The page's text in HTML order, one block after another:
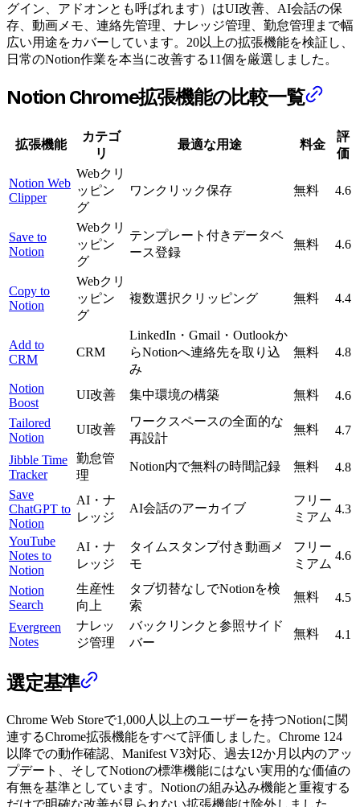
グイン、アドオンとも呼ばれます）はUI改善、AI会話の保
存、動画メモ、連絡先管理、ナレッジ管理、勤怠管理まで幅
広い用途をカバーしています。20以上の拡張機能を検証し、
日常のNotion作業を本当に改善する11個を厳選しました。
Notion Chrome拡張機能の比較一覧
拡張機能
カテゴ
リ
最適な用途 料金
評
価
Notion Web
Clipper
Webクリ
ッピン
グ
ワンクリック保存 無料 4.6
Save to
Notion
Webクリ
ッピン
グ
テンプレート付きデータベ
ース登録
無料 4.6
Copy to
Notion
Webクリ
ッピン
グ
複数選択クリッピング 無料 4.4
Add to
CRM
CRM
LinkedIn・Gmail・Outlookか
らNotionへ連絡先を取り込
み
無料 4.8
Notion
Boost
UI改善 集中環境の構築 無料
4.6
Tailored
Notion
UI改善
ワークスペースの全面的な
再設計
無料 4.7
Jibble Time
Tracker
勤怠管
理
Notion内で無料の時間記録 無料
4.8
Save
ChatGPT to
Notion
AI・ナ
レッジ
AI会話のアーカイブ
フリー
ミアム
4.3
YouTube
Notes to
Notion
AI・ナ
レッジ
タイムスタンプ付き動画メ
モ
フリー
ミアム
4.6
Notion
Search
生産性
向上
タブ切替なしでNotionを検
索
無料 4.5
Evergreen
Notes
ナレッ
ジ管理
バックリンクと参照サイド
バー
無料 4.1
選定基準
Chrome Web Storeで1,000人以上のユーザーを持つNotionに関
連するChrome拡張機能をすべて評価しました。Chrome 124
以降での動作確認、Manifest V3対応、過去12か月以内のアッ
プデート、そしてNotionの標準機能にはない実用的な価値の
有無を基準としています。Notionの組み込み機能と重複する
だけで明確な改善が見られない拡張機能は除外しました。